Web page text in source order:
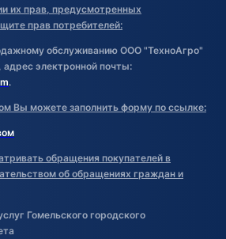
их прав, предусмотренных
прав потребителей:
обслуживанию ООО "ТехноАгро"
электронной почты:
.
Вы можете заполнить форму по ссылке:
обращения покупателей в
об обращениях граждан и
Гомельского городского